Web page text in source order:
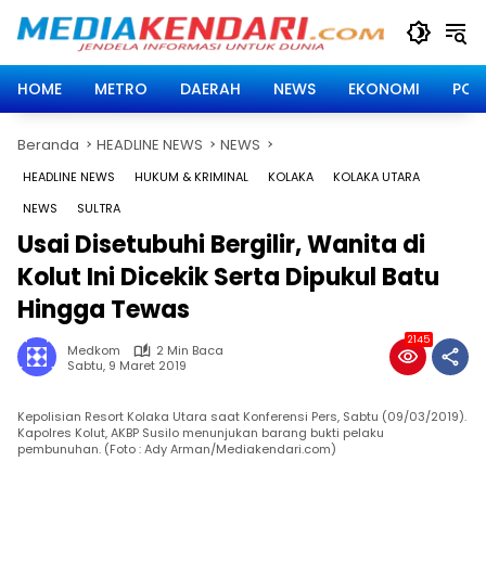
HOME
METRO DAERAH NEWS EKONOMI
Beranda HEADLINE NEWS NEWS
HEADLINE NEWS HUKUM & KRIMINAL KOLAKA
KOLAKA UTARA
NEWS
SULTRA
Usai Disetubuhi Bergilir, Wanita di
Kolut Ini Dicekik Serta Dipukul Batu
Hingga Tewas
Medkom
2 Min Baca
Sabtu, 9 Maret 2019
2145
Kepolisian Resort Kolaka Utara saat Konferensi Pers, Sabtu (09/03/2019).
Kapolres Kolut, AKBP Susilo menunjukan barang bukti pelaku
pembunuhan. (Foto : Ady Arman/Mediakendari.com)